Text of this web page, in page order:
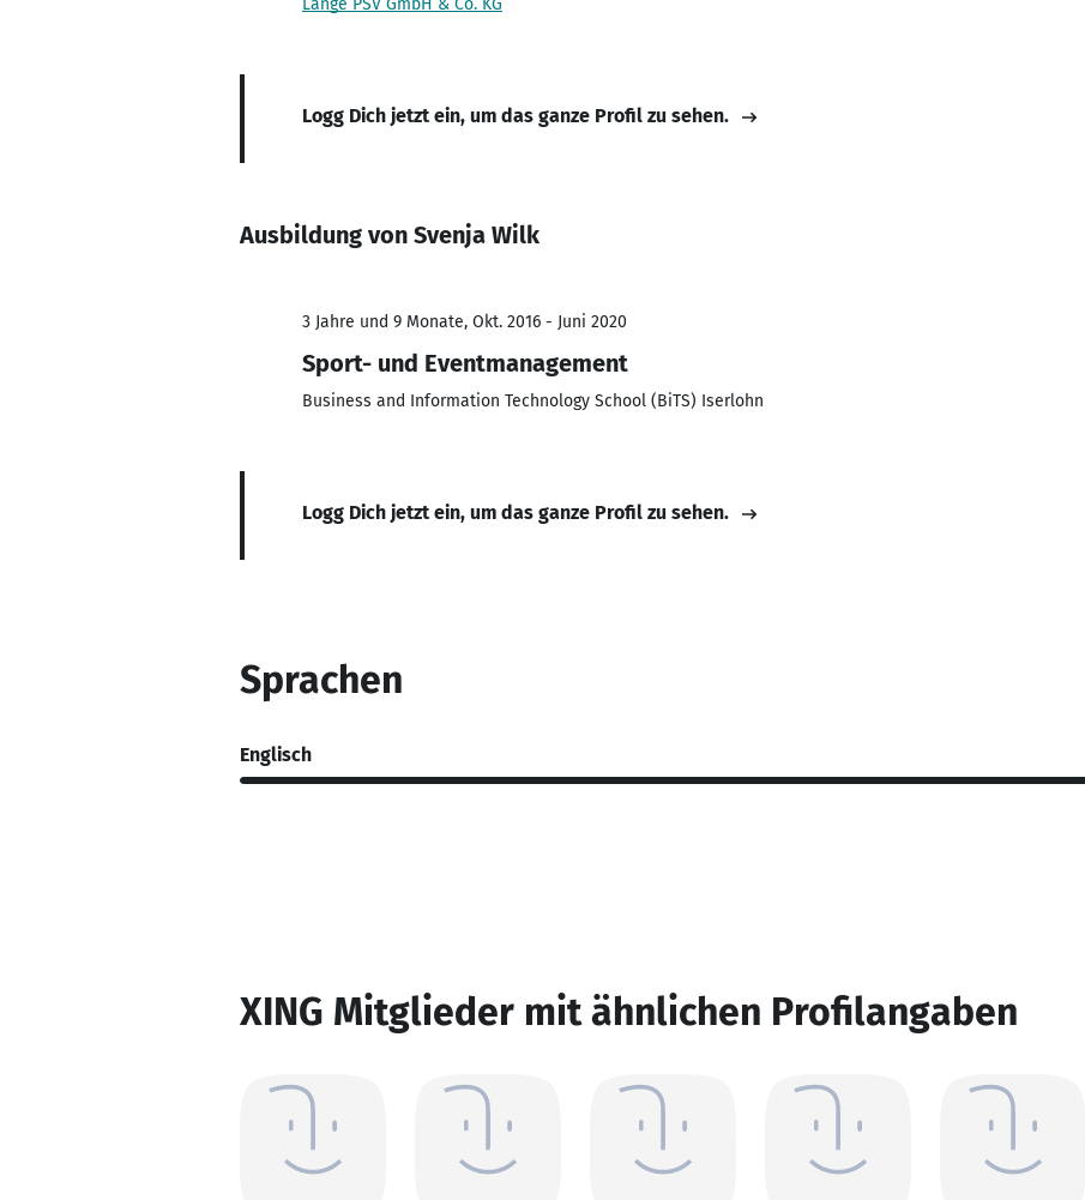
Lange PSV GmbH & Co. KG
Logg Dich jetzt ein, um das ganze Profil zu sehen.
Ausbildung von Svenja Wilk
3 Jahre und 9 Monate, Okt. 2016 - Juni 2020
Sport- und Eventmanagement
Business and Information Technology School (BiTS) Iserlohn
Logg Dich jetzt ein, um das ganze Profil zu sehen.
Sprachen
Englisch
XING Mitglieder mit ähnlichen Profilangaben